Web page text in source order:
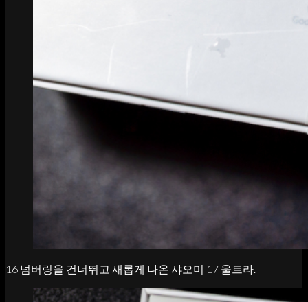
16 넘버링을 건너뛰고 새롭게 나온 샤오미 17 울트라.